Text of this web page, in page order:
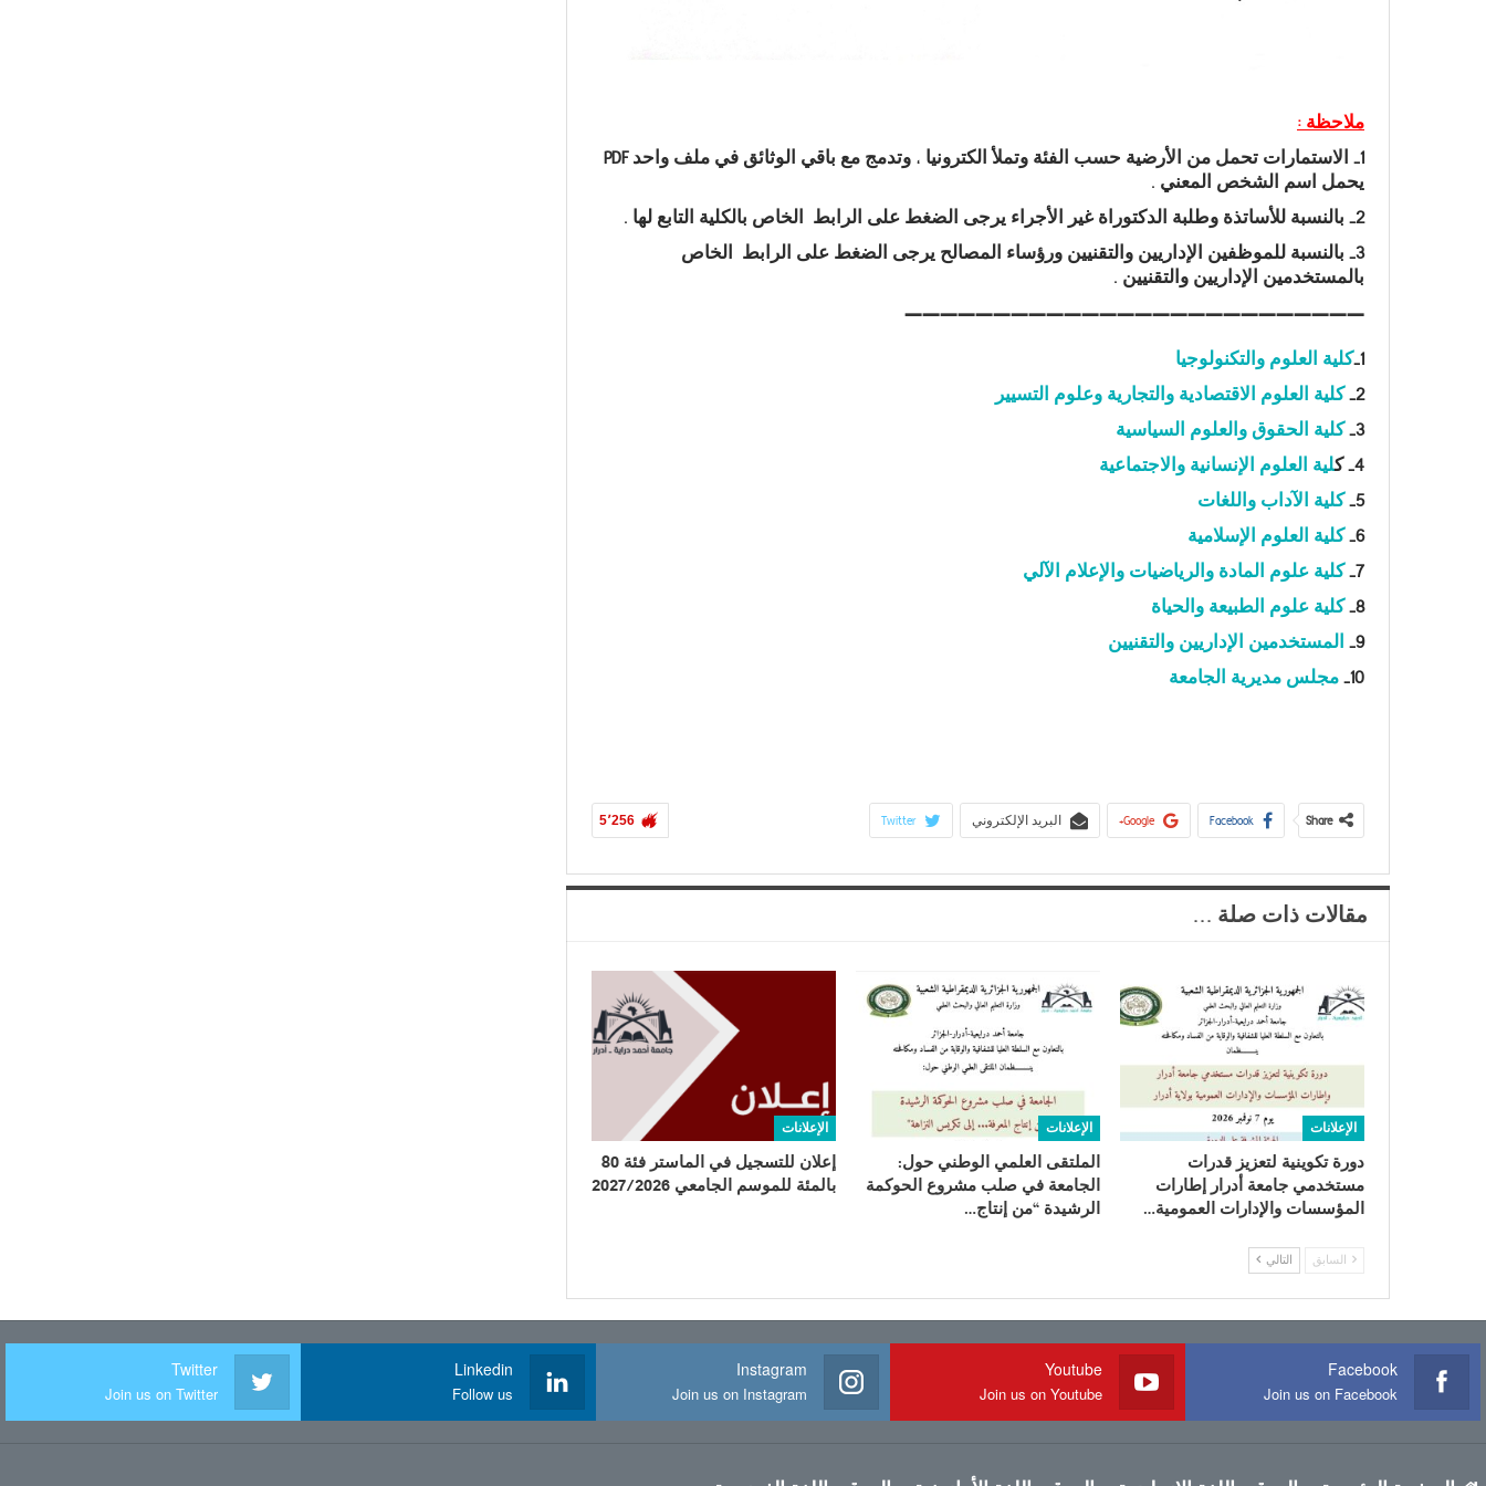
ملاحظة :
يحمل اسم الشخص المعني .
2- بالنسبة للأساتذة وطلبة الدكتوراة غير الأجراء يرجى الضغط على الرابط الخاص بالكلية التابع لها .
3- بالنسبة للموظفين الإداريين والتقنيين ورؤساء المصالح يرجى الضغط على الرابط الخاص
بالمستخدمين الإداريين والتقنيين .
——————————————————————————
1- كلية العلوم والتكنولوجيا
2-
كلية العلوم الاقتصادية والتجارية وعلوم التسيير
3- كلية الحقوق والعلوم السياسية
4- ك
لية العلوم الإنسانية والاجتماعية
5- كلية الآداب واللغات
6- كلية العلوم الإسلامية
7- كلية علوم المادة والرياضيات والإعلام الآلي
8- كلية علوم الطبيعة والحياة
9-
المستخدمين الإداريين والتقنيين
10- مجلس مديرية الجامعة
5٬256 Share
Facebook
Google+ البريد الإلكتروني Twitter
مقالات ذات صلة ...
الإعلانات
دورة تكوينية لتعزیز قدرات
مستخدمي جامعة أدرار إطارات
المؤسسات والإدارات العمومية…
الإعلانات
الملتقى العلمي الوطني حول:
الجامعة في صلب مشروع الحوكمة
الرشيدة “من إنتاج…
الإعلانات
إعلان للتسجيل في الماستر فئة 80
بالمئة للموسم الجامعي 2027/2026
السابق التالي
Facebook
Join us on Facebook
Youtube
Join us on Youtube
Instagram
Join us on Instagram
Linkedin
Follow us
Twitter
Join us on Twitter